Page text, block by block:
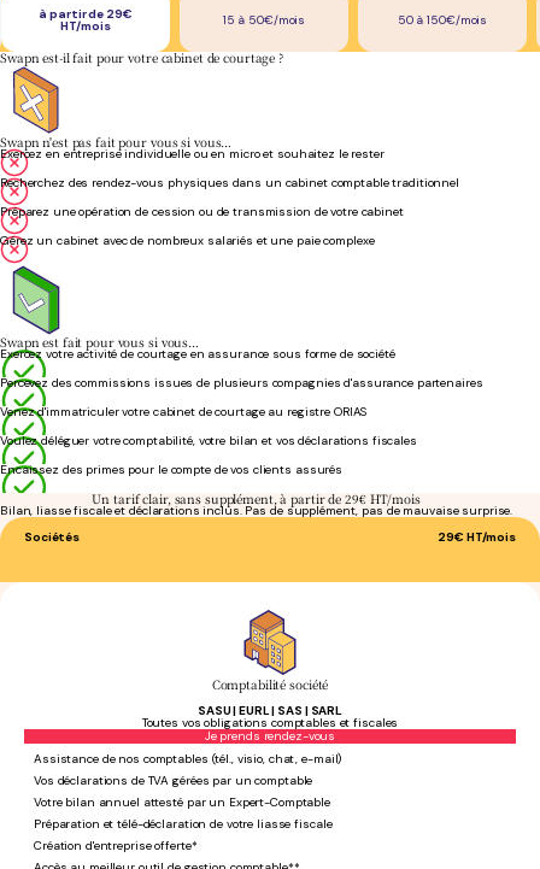
à partir de 29€
HT/mois 15 à 50€/mois 50 à 150€/mois
Swapn est-il fait pour votre cabinet de courtage ?
Swapn n'est pas fait pour vous si vous…
Exercez en entreprise individuelle ou en micro et souhaitez le rester
Recherchez des rendez-vous physiques dans un cabinet comptable traditionnel
Préparez une opération de cession ou de transmission de votre cabinet
Gérez un cabinet avec de nombreux salariés et une paie complexe
Swapn est fait pour vous si vous…
Exercez votre activité de courtage en assurance sous forme de société
Percevez des commissions issues de plusieurs compagnies d'assurance partenaires
Venez d'immatriculer votre cabinet de courtage au registre ORIAS
Voulez déléguer votre comptabilité, votre bilan et vos déclarations fiscales
Encaissez des primes pour le compte de vos clients assurés
Un tarif clair, sans supplément, à partir de 29€ HT/mois
Bilan, liasse fiscale et déclarations inclus. Pas de supplément, pas de mauvaise surprise.
Sociétés
29€ HT/mois
Comptabilité société
SASU | EURL | SAS | SARL
Toutes vos obligations comptables et fiscales
Je prends rendez-vous
Sans engagement
Assistance de nos comptables (tél., visio, chat, e-mail)
Vos déclarations de TVA gérées par un comptable
Votre bilan annuel attesté par un Expert-Comptable
Préparation et télé-déclaration de votre liasse fiscale
Création d'entreprise offerte*